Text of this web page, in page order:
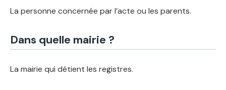
La personne concernée par l’acte ou les parents.
Dans quelle mairie ?
La mairie qui détient les registres.